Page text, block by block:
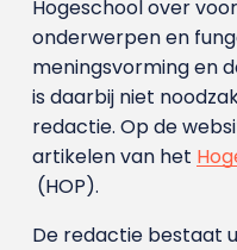
Hogeschool over
onderwerpen en
meningsvorming en
is daarbij niet
redactie. Op de
artikelen van het
(HOP).
De redactie bestaat